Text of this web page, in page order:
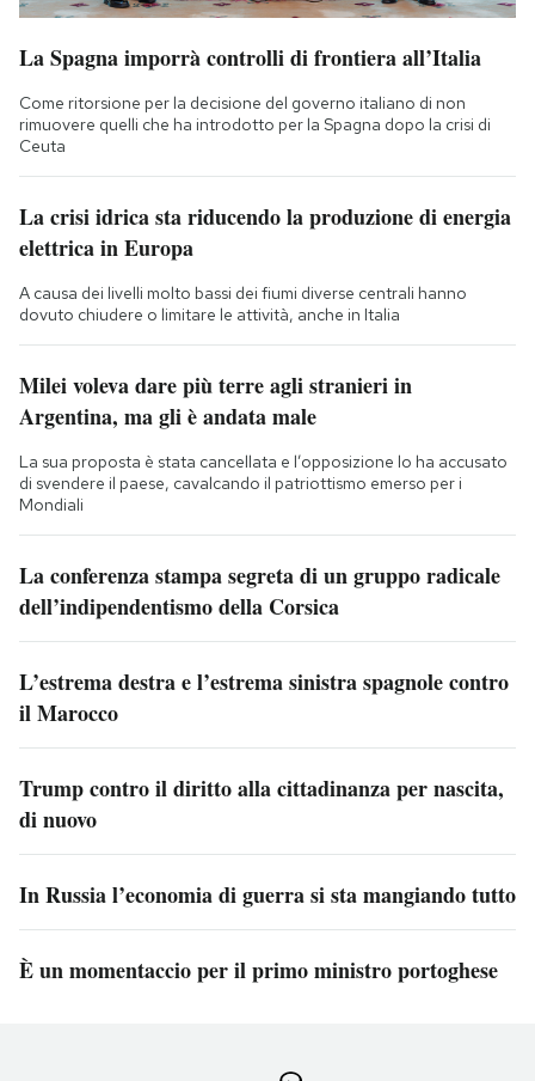
La Spagna imporrà controlli di frontiera all’Italia
Come ritorsione per la decisione del governo italiano di non
rimuovere quelli che ha introdotto per la Spagna dopo la crisi di
Ceuta
La crisi idrica sta riducendo la produzione di energia
elettrica in Europa
A causa dei livelli molto bassi dei fiumi diverse centrali hanno
dovuto chiudere o limitare le attività, anche in Italia
Milei voleva dare più terre agli stranieri in
Argentina, ma gli è andata male
La sua proposta è stata cancellata e l’opposizione lo ha accusato
di svendere il paese, cavalcando il patriottismo emerso per i
Mondiali
La conferenza stampa segreta di un gruppo radicale
dell’indipendentismo della Corsica
L’estrema destra e l’estrema sinistra spagnole contro
il Marocco
Trump contro il diritto alla cittadinanza per nascita,
di nuovo
In Russia l’economia di guerra si sta mangiando tutto
È un momentaccio per il primo ministro portoghese